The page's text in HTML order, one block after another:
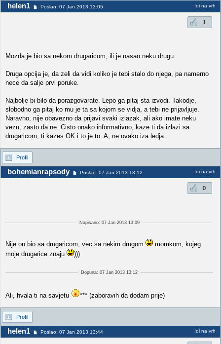
helen1 Poslao: 07 Jan 2013 13:05 Idi na vrh
1
Mozda je bio sa nekom drugaricom, ili je nasao neku drugu.
Druga opcija je, da zeli da vidi koliko je tebi stalo do njega, pa namerno
nece da salje prvi poruke.
Najbolje bi bilo da porazgovarate. Lepo ga pitaj sta izvodi. Takodje,
slobodno ga pitaj ko mu je ta sa kojom se vidja, a tebi ne prijavljuje.
Naravno, nije obavezno da prijavi svaki izlazak, ali ako imate neku
vezu, zasto da ne. Cisto onako informativno, kaze ti da izlazi sa
drugaricom, ti kazes OK i to je to. A, ne ovako iza ledja.
Profil
bohemianrapsody Poslao: 07 Jan 2013 13:12 Idi na vrh
0
Napisano: 07 Jan 2013 13:09
Nije on bio sa drugaricom, vec sa nekim drugom
momkom, kojeg
moje drugarice znaju
)))
Dopuna: 07 Jan 2013 13:12
Ali, hvala ti na savjetu *** (zaboravih da dodam prije)
Profil
helen1 Poslao: 07 Jan 2013 13:44 Idi na vrh